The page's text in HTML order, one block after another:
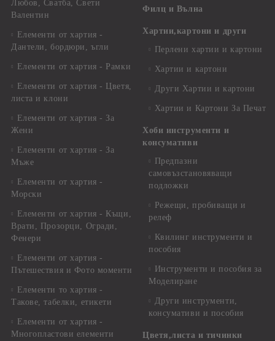
Любов, Сватба, Свети
Валентин
Елементи от хартия -
Дантели, бордюри, ъгли
Елементи от хартия - Рамки
Елементи от хартия - Цветя,
листа и клони
Елементи от хартия - За
Жени
Елементи от хартия - За
Мъже
Елементи от хартия -
Морски
Елементи от хартия - Къщи,
Врати, Прозорци, Огради,
Фенери
Елементи от хартия -
Пътешествия и Фото моменти
Елементи то хартия -
Такове, табелки, етикети
Елементи от хартия -
Многопластови елементи
Филц и Вълна
Хартии,картони и други
Перлени хартии и картони
Хартии и картони
Други Хартии и картони
Хартии и Картони За Печат
Хоби инструменти и
консумативи
Предпазни
самовъзстановяващи
подложки
Режещи, пробиващи и
релеф
Квилинг инструменти и
пособия
Инструменти и пособия за
Моделиране
Други инструменти,
консумативи и пособия
Цветя,листа и тичинки